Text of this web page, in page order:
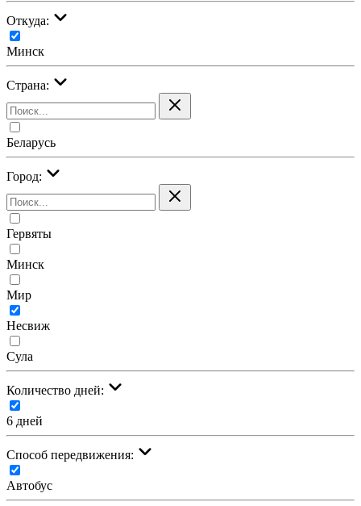
Откуда:
Минск
Страна:
Беларусь
Город:
Гервяты
Минск
Мир
Несвиж
Сула
Количество дней:
6 дней
Cпособ передвижения:
Автобус